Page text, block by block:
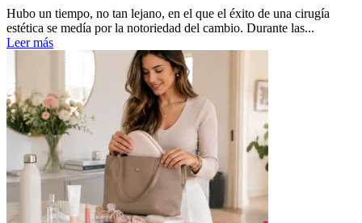
Hubo un tiempo, no tan lejano, en el que el éxito de una cirugía
estética se medía por la notoriedad del cambio. Durante las...
Leer más